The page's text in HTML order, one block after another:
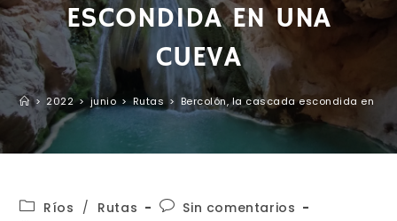
ESCONDIDA EN UNA
CUEVA
> 2022 > junio > Rutas > Bercolón, la cascada escondida en
Ríos / Rutas
Sin comentarios